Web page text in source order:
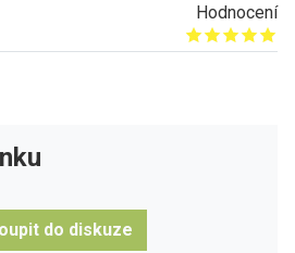
Hodnocení
Give it 1/5
Give it 2/5
Give it 3/5
Give it 4/5
Give it 5/5
do diskuze